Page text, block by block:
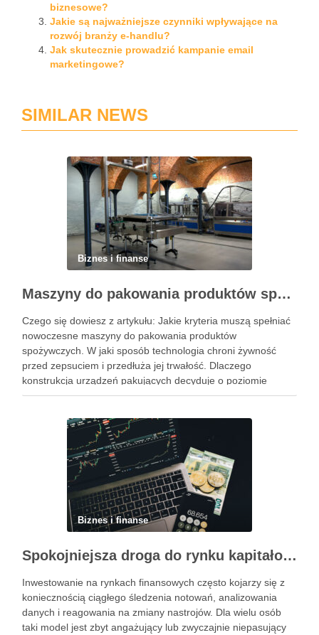
biznesowe?
Jakie są najważniejsze czynniki wpływające na
rozwój branży e-handlu?
Jak skutecznie prowadzić kampanie email
marketingowe?
SIMILAR NEWS
Biznes i finanse
Maszyny do pakowania produktów spożywczych – standardy higieny i nowoczesne technologie w przetwórstwie
Czego się dowiesz z artykułu: Jakie kryteria muszą spełniać
nowoczesne maszyny do pakowania produktów
spożywczych. W jaki sposób technologia chroni żywność
przed zepsuciem i przedłuża jej trwałość. Dlaczego
konstrukcja urządzeń pakujących decyduje o poziomie
higieny w zakładzie. Jak dobrać odpowiedni system
Powiązane wpisy: Jak …
Biznes i finanse
Spokojniejsza droga do rynku kapitałowego bez presji codziennych decyzji
Inwestowanie na rynkach finansowych często kojarzy się z
koniecznością ciągłego śledzenia notowań, analizowania
danych i reagowania na zmiany nastrojów. Dla wielu osób
taki model jest zbyt angażujący lub zwyczajnie niepasujący